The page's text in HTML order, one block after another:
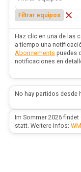
Filtrar equipos
Haz clic en una de las
a tiempo una
Abonnements puedes
notificaciones en
No hay partidos desde
Im Sommer 2026 findet
statt. Weitere Infos: